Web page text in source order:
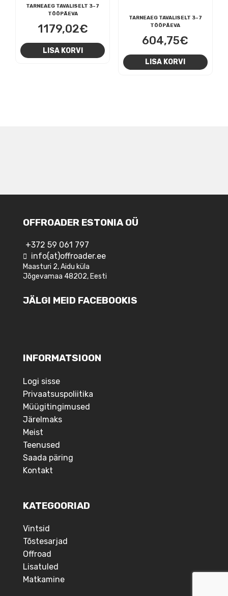
TARNEAEG TAVALISELT 3-7
TÖÖPÄEVA
1179,02€
LISA KORVI
TARNEAEG TAVALISELT 3-7
TÖÖPÄEVA
604,75€
LISA KORVI
OFFROADER ESTONIA OÜ
+372 59 061 797
info(at)offroader.ee
Maasturi 2, Aidu küla
Jõgevamaa 48202, Eesti
JÄLGI MEID FACEBOOKIS
INFORMATSIOON
Logi sisse
Privaatsuspoliitika
Müügitingimused
Järelmaks
Meist
Teenused
Saada päring
Kontakt
KATEGOORIAD
Vintsid
Tõstesarjad
Offroad
Lisatuled
Matkamine